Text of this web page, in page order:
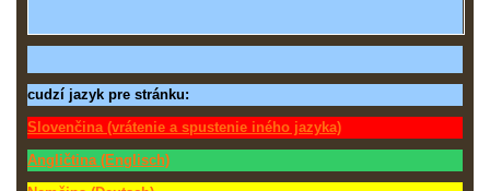
cudzí jazyk pre stránku:
Slovenčina (vrátenie a spustenie iného jazyka)
Angličtina (Englisch)